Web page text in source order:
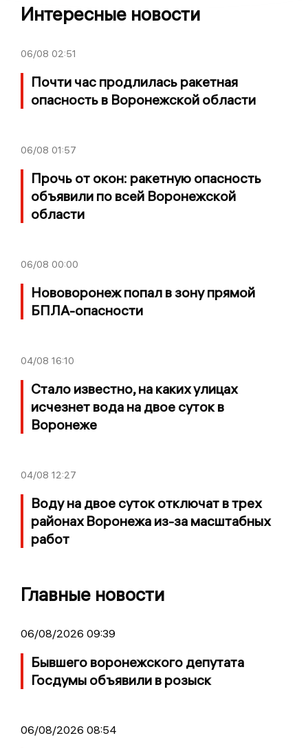
Интересные новости
06/08 02:51
Почти час продлилась ракетная
опасность в Воронежской области
06/08 01:57
Прочь от окон: ракетную опасность
объявили по всей Воронежской
области
06/08 00:00
Нововоронеж попал в зону прямой
БПЛА-опасности
04/08 16:10
Стало известно, на каких улицах
исчезнет вода на двое суток в
Воронеже
04/08 12:27
Воду на двое суток отключат в трех
районах Воронежа из-за масштабных
работ
Главные новости
06/08/2026 09:39
Бывшего воронежского депутата
Госдумы объявили в розыск
06/08/2026 08:54